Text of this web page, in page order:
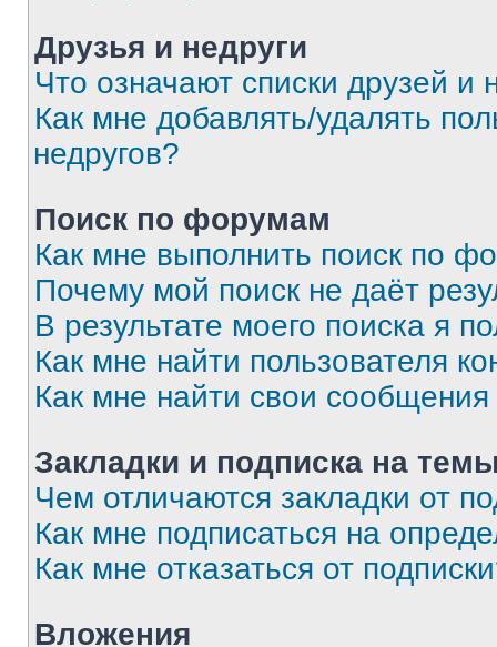
Друзья и недруги
Что означают списки друзей и
Как мне добавлять/удалять
недругов?
Поиск по форумам
Как мне выполнить поиск по
Почему мой поиск не даёт
В результате моего поиска я
Как мне найти пользователя
Как мне найти свои
Закладки и подписка на
Чем отличаются закладки от
Как мне подписаться на
Как мне отказаться от
Вложения